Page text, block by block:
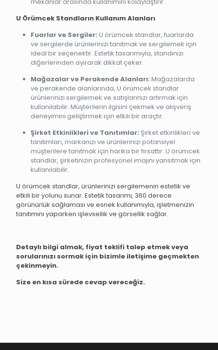
U Örümcek Standların Kullanım Alanları
Fuarlar ve Sergiler: U örümcek standlar, fuarlarda
ve sergilerde ürünlerinizi tanıtmak ve sergilemek için
ideal bir seçenektir. Estetik tasarımıyla, standınızı
diğerlerinden ayırarak dikkat çeker.
Mağazalar ve Perakende Alanları: Mağazalarda
ve perakende alanlarında, U örümcek standlar
ürünlerinizi sergilemek ve satışlarınızı artırmak için
kullanılabilir. Müşterilerin ilgisini çekmek ve alışveriş
deneyimini geliştirmek için etkili bir araçtır.
Şirket Etkinlikleri ve Tanıtımlar: Şirket etkinlikleri ve
tanıtımları, markanızı ve ürünlerinizi potansiyel
müşterilere tanıtmak için harika bir fırsattır. U örümcek
standlar, şirketinizin profesyonel imajını yansıtmak için
kullanılabilir.
U örümcek standlar, ürünlerinizi sergilemenin estetik ve
etkili bir yolunu sunar. Estetik tasarımı, 360 derece
görünürlük sağlaması ve esnek kullanımıyla, işletmenizin
tanıtımını yaparken işlevsellik ve görsellik sağlar.
Detaylı bilgi almak, fiyat teklifi talep etmek veya
sorularınızı sormak için bizimle iletişime geçmekten
çekinmeyin.
Size en kısa sürede cevap vereceğiz.